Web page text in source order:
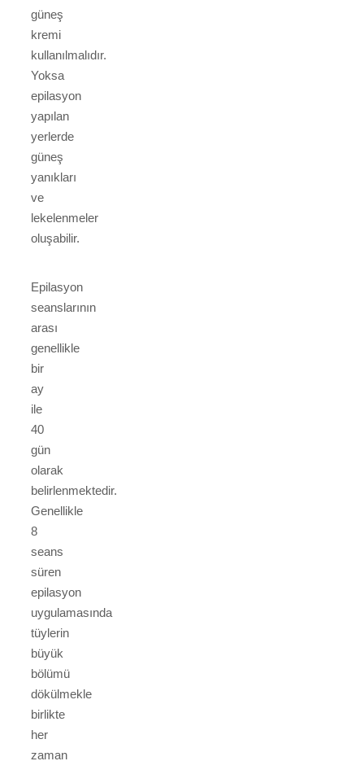
güneş
kremi
kullanılmalıdır.
Yoksa
epilasyon
yapılan
yerlerde
güneş
yanıkları
ve
lekelenmeler
oluşabilir.
Epilasyon
seanslarının
arası
genellikle
bir
ay
ile
40
gün
olarak
belirlenmektedir.
Genellikle
8
seans
süren
epilasyon
uygulamasında
tüylerin
büyük
bölümü
dökülmekle
birlikte
her
zaman